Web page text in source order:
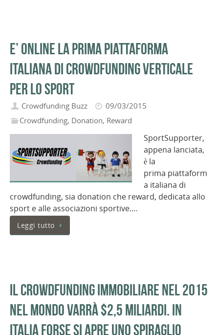
E’ online la prima piattaforma
italiana di crowdfunding verticale
per lo sport
Crowdfunding Buzz
09/03/2015
Crowdfunding, Donation, Reward
SportSupporter,
appena lanciata,
è la
prima piattaform
a italiana di
crowdfunding, sia donation che reward, dedicata allo
sport e alle associazioni sportive.…
Leggi tutto
Il crowdfunding immobiliare nel 2015
nel mondo varrà $2,5 miliardi. In
Italia forse si apre uno spiraglio